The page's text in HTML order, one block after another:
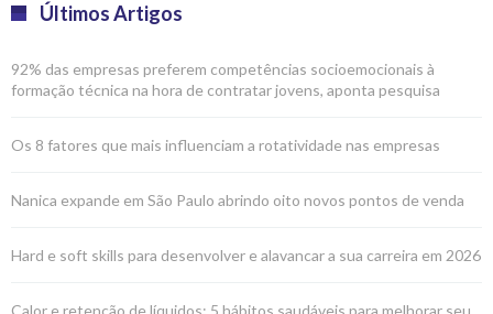
Últimos Artigos
92% das empresas preferem competências socioemocionais à
formação técnica na hora de contratar jovens, aponta pesquisa
Os 8 fatores que mais influenciam a rotatividade nas empresas
Nanica expande em São Paulo abrindo oito novos pontos de venda
Hard e soft skills para desenvolver e alavancar a sua carreira em 2026